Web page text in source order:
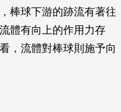
棒球下游的跡流有著往
體有向上的作用力存
，流體對棒球則施予向